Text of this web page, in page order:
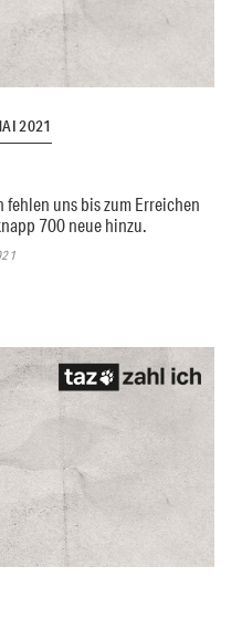
2021
uns bis zum Erreichen
700 neue hinzu.